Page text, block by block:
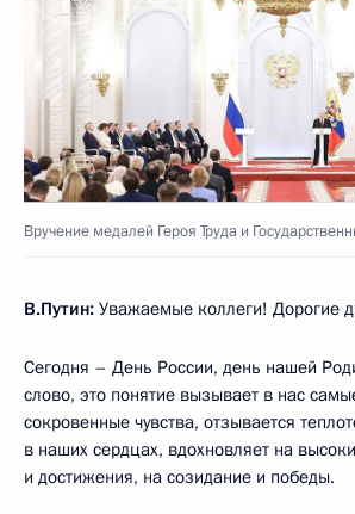
Вручение медалей Героя Труда и
В.Путин: Уважаемые коллеги! Дорогие
Сегодня – День России, день нашей
слово, это понятие вызывает в нас
сокровенные чувства, отзывается
в наших сердцах, вдохновляет на
и достижения, на созидание и победы.